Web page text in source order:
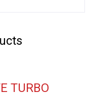
TURBO